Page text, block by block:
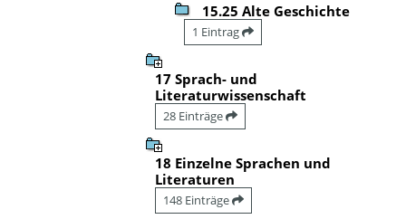
15.25 Alte Geschichte
1 Eintrag
17 Sprach- und
Literaturwissenschaft
28 Einträge
18 Einzelne Sprachen und
Literaturen
148 Einträge